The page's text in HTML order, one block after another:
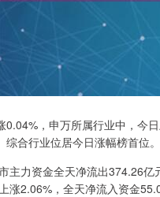
0.04%，申万所属行业中，今
综合行业位居今日涨幅榜首位
主力资金全天净流出374.26
涨2.06%，全天净流入资金